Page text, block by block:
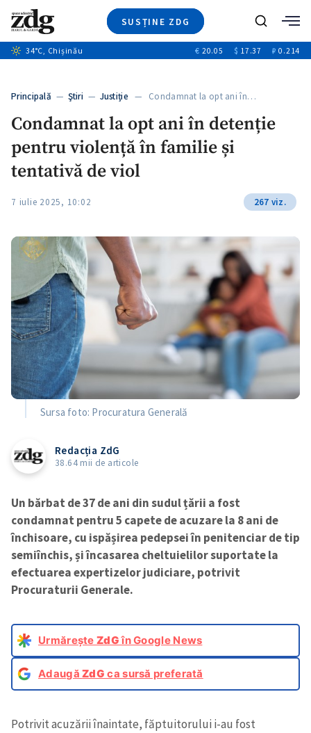
SUSȚINE ZDG
Ştiri
+13
Special
Blog
Caută
34°C, Chișinău € 20.05 $ 17.37 ₽ 0.214
Principală — Ştiri — Justiție— Condamnat la opt ani în…
Condamnat la opt ani în detenție
pentru violență în familie și
tentativă de viol
7 iulie 2025, 10:02 267 viz.
Sursa foto: Procuratura Generală
Redacția ZdG
38.64 mii de articole
Un bărbat de 37 de ani din sudul țării a fost
condamnat pentru 5 capete de acuzare la 8 ani de
închisoare, cu ispășirea pedepsei în penitenciar de tip
semiînchis, și încasarea cheltuielilor suportate la
efectuarea expertizelor judiciare, potrivit
Procuraturii Generale.
Urmărește ZdGîn Google News
AdaugăZdG ca sursă preferată
Potrivit acuzării înaintate, făptuitorului i-au fost